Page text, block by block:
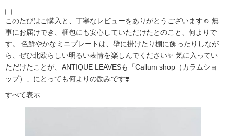
このたびはご購入と、丁寧なレビューをありがとうございます☺️ 無
事にお届けでき、梱包にも安心していただけたとのこと、何よりで
す。 色鮮やかなミニプレートは、壁に掛けたり棚に飾ったりしなが
ら、ぜひ北欧らしい明るい表情を楽しんでください✨ 気に入ってい
ただけたことが、ANTIQUE LEAVESも「Callum shop（カラムショ
ップ）」にとっても何よりの励みです❣️
すべて表示